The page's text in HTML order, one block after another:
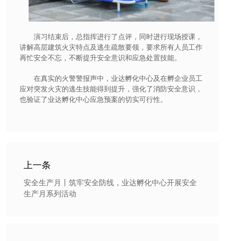
演习结束后，总指挥进行了点评，同时进行现场授课，
讲解高层建筑火灾特点及逃生疏散要领，要求所有人员工作
再忙安全不忘，不断提升安全意识和应急处置技能。
在真实的火警警报声中，业达孵化中心及在孵企业员工
应对突发火灾的逃生技能得到提升，强化了消防安全意识，
也验证了业达孵化中心应急预案的切实可行性。
上一条
安全生产月丨筑牢安全防线，业达孵化中心开展安全
生产月系列活动